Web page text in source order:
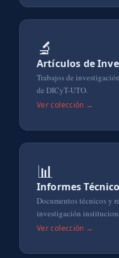
🔬
Artículos de
Trabajos de
de DICyT-UTO.
Ver colección →
📊
Informes
Documentos técnicos y
investigación
Ver colección →